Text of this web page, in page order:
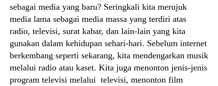
sebagai media yang baru? Seringkali kita merujuk
media lama sebagai media massa yang terdiri atas
radio, televisi, surat kabar, dan lain-lain yang kita
gunakan dalam kehidupan sehari-hari. Sebelum internet
berkembang seperti sekarang, kita mendengarkan musik
melalui radio atau kaset. Kita juga menonton jenis-jenis
program televisi melalui televisi, menonton film